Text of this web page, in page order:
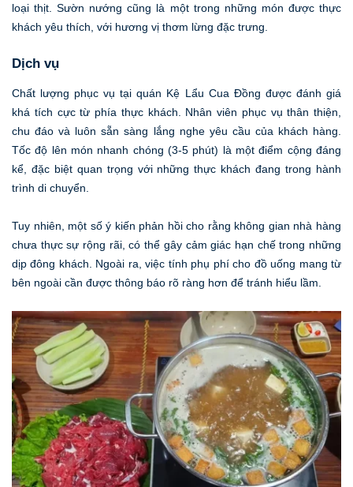
loại thịt. Sườn nướng cũng là một trong những món được thực
khách yêu thích, với hương vị thơm lừng đặc trưng.
Dịch vụ
Chất lượng phục vụ tại quán Kệ Lẩu Cua Đồng được đánh giá
khá tích cực từ phía thực khách. Nhân viên phục vụ thân thiện,
chu đáo và luôn sẵn sàng lắng nghe yêu cầu của khách hàng.
Tốc độ lên món nhanh chóng (3-5 phút) là một điểm cộng đáng
kể, đặc biệt quan trọng với những thực khách đang trong hành
trình di chuyển.
Tuy nhiên, một số ý kiến phản hồi cho rằng không gian nhà hàng
chưa thực sự rộng rãi, có thể gây cảm giác hạn chế trong những
dịp đông khách. Ngoài ra, việc tính phụ phí cho đồ uống mang từ
bên ngoài cần được thông báo rõ ràng hơn để tránh hiểu lầm.